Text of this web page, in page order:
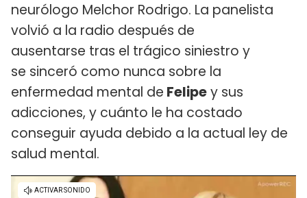
neurólogo Melchor Rodrigo. La panelista
volvió a la radio después de
ausentarse tras el trágico siniestro y
se sinceró como nunca sobre la
enfermedad mental de Felipey sus
adicciones, y cuánto le ha costado
conseguir ayuda debido a la actual ley de
salud mental.